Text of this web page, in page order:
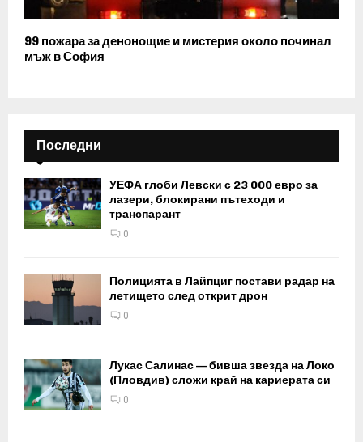
99 пожара за денонощие и мистерия около починал
мъж в София
Последни
УЕФА глоби Левски с 23 000 евро за
лазери, блокирани пътеходи и
транспарант
0
Полицията в Лайпциг постави радар на
летището след открит дрон
0
Лукас Салинас — бивша звезда на Локо
(Пловдив) сложи край на кариерата си
0